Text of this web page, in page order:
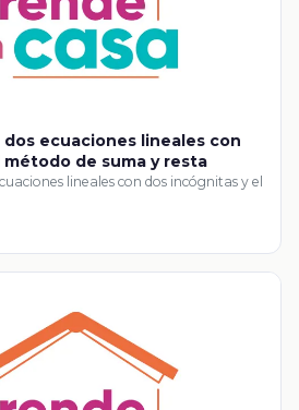
dos ecuaciones lineales con
de suma y resta
lineales con dos incógnitas y el